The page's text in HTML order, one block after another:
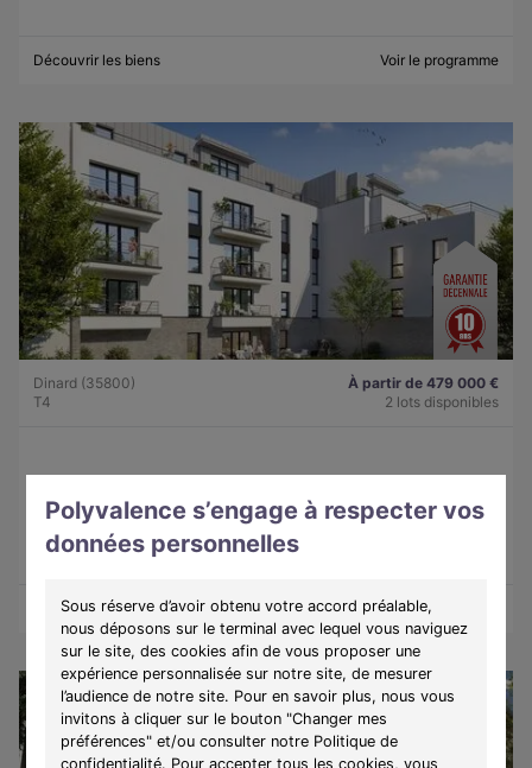
Polyvalence s’engage à respecter vos
données personnelles
Sous réserve d’avoir obtenu votre accord préalable,
nous déposons sur le terminal avec lequel vous naviguez
sur le site, des cookies afin de vous proposer une
expérience personnalisée sur notre site, de mesurer
l’audience de notre site. Pour en savoir plus, nous vous
invitons à cliquer sur le bouton "Changer mes
préférences" et/ou consulter notre Politique de
confidentialité. Pour accepter tous les cookies, vous
Découvrir les biens Voir le programme
Dinard (35800)
T4
À partir de 479 000 €
2 lots disponibles
Découvrez une résidence intimiste à Dinard, alliant élégance,
confort et douceur de vivre sur la côte d'Émeraude.
Découvrir les biens Voir le programme